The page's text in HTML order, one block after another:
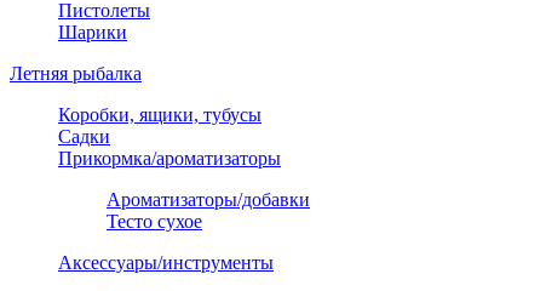
Пистолеты
Шарики
Летняя рыбалка
Коробки, ящики, тубусы
Садки
Прикормка/ароматизаторы
Ароматизаторы/добавки
Тесто сухое
Аксессуары/инструменты